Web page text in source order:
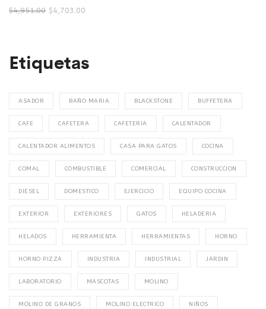
$4,951.00 $4,703.00
Etiquetas
ASADOR BAÑO MARIA BLACKSTONE BUFFETERA
CAFE CAFETERA CAFETERIA CALENTADOR
CALENTADOR ALIMENTOS CASA PARA GATOS COCINA
COMAL COMBUSTIBLE COMERCIAL CONSTRUCCION
DIESEL DOMESTICO EJERCICIO EQUIPO COCINA
EXTERIOR EXTERIORES GATOS HELADERIA
HELADOS HERRAMIENTA HERRAMIENTAS HORNO
HORNO PIZZA INDUSTRIA INDUSTRIAL JARDIN
LABORATORIO MASCOTAS MOLINO
MOLINO DE GRANOS MOLINO ELECTRICO NIÑOS